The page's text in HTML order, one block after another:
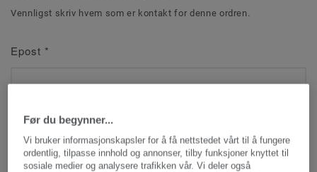
Vennligst skriv hvem som er kontakt for denne ordren.
Epost *
Navn*
Før du begynner...
Vi bruker informasjonskapsler for å få nettstedet vårt til å fungere
ordentlig, tilpasse innhold og annonser, tilby funksjoner knyttet til
sosiale medier og analysere trafikken vår. Vi deler også